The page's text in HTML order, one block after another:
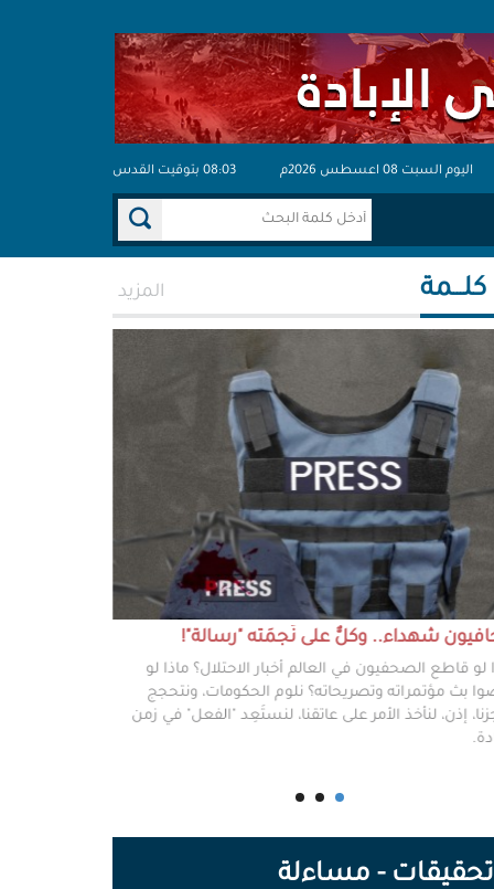
اليوم السبت 08 اعسطس 2026م 08:03 بتوقيت القدس
كلـــمة المزيد
شهداء.. وكلٌّ على نَجمَته "رسالة"!
لو قاطع الصحفيون في العالم أخبار الاحتلال؟ ماذا لو
بث مؤتمراته وتصريحاته؟ نلوم الحكومات، ونتحجج
إذن، لنأخذ الأمر على عاتقنا، لنستَعِد "الفعل" في زمن
تحقيقات - مساءلة